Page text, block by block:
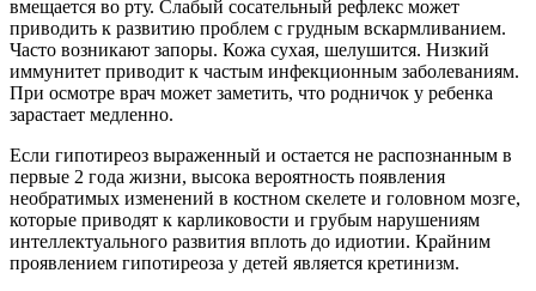
вмещается во рту. Слабый сосательный рефлекс может
приводить к развитию проблем с грудным вскармливанием.
Часто возникают запоры. Кожа сухая, шелушится. Низкий
иммунитет приводит к частым инфекционным заболеваниям.
При осмотре врач может заметить, что родничок у ребенка
зарастает медленно.
Если гипотиреоз выраженный и остается не распознанным в
первые 2 года жизни, высока вероятность появления
необратимых изменений в костном скелете и головном мозге,
которые приводят к карликовости и грубым нарушениям
интеллектуального развития вплоть до идиотии. Крайним
проявлением гипотиреоза у детей является кретинизм.